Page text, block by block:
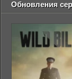
Обновления